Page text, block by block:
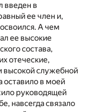
введен в
ее член и,
А чем
ее высокие
состава,
отеческие,
высокой служебной
оставило в моей
руководящей
навсегда связало